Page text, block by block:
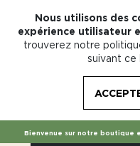
Nous utilisons des
expérience utilisateur
trouverez notre
suivant ce
Bienvenue sur notre boutique